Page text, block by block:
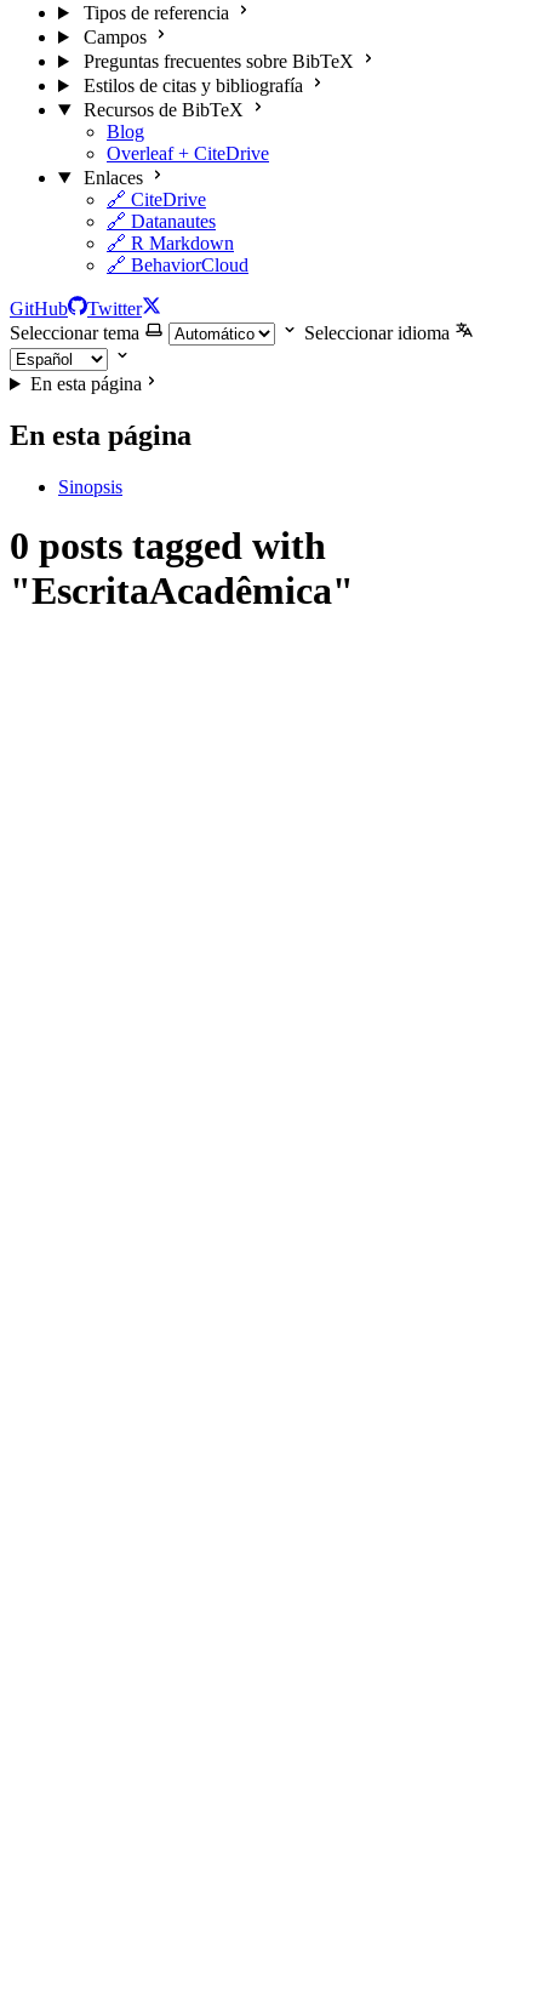
Tipos de referencia
Campos
Preguntas frecuentes sobre BibTeX
Estilos de citas y bibliografía
Recursos de BibTeX
Blog
Overleaf + CiteDrive
Enlaces
🔗 CiteDrive
🔗 Datanautes
🔗 R Markdown
🔗 BehaviorCloud
GitHub
Twitter
Seleccionar tema
Seleccionar idioma
En esta página
En esta página
Sinopsis
0 posts tagged with
"EscritaAcadêmica"